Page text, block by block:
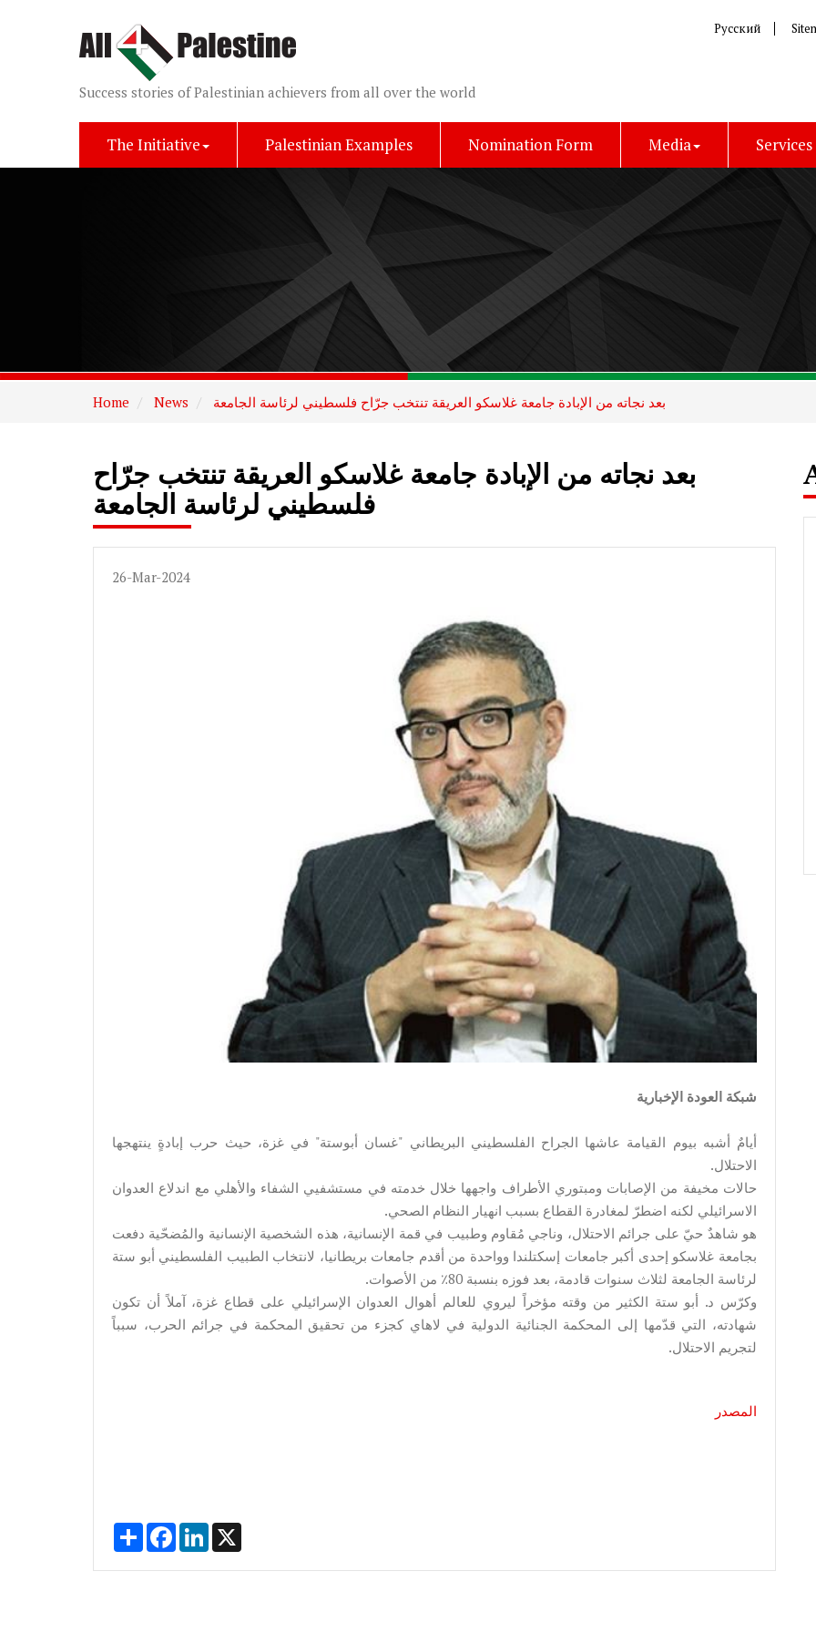
Success stories of Palestinian achievers from all over the world
Русский
The Initiative Palestinian Examples Nomination Form Media
Home News بعد نجاته من الإبادة جامعة غلاسكو العريقة تنتخب جرّاح فلسطيني لرئاسة الجامعة
بعد نجاته من الإبادة جامعة غلاسكو العريقة تنتخب جرّاح
فلسطيني لرئاسة الجامعة
26-Mar-2024
شبكة العودة الإخبارية
أيامٌ أشبه بيوم القيامة عاشها الجراح الفلسطيني البريطاني "غسان أبوستة" في غزة، حيث حرب إبادةٍ ينتهجها
الاحتلال.
حالات مخيفة من الإصابات ومبتوري الأطراف واجهها خلال خدمته في مستشفيي الشفاء والأهلي مع اندلاع العدوان
الاسرائيلي لكنه اضطرّ لمغادرة القطاع بسبب انهيار النظام الصحي.
هو شاهدٌ حيّ على جرائم الاحتلال، وناجي مُقاوم وطبيب في قمة الإنسانية، هذه الشخصية الإنسانية والمُضحّية دفعت
بجامعة غلاسكو إحدى أكبر جامعات إسكتلندا وواحدة من أقدم جامعات بريطانيا، لانتخاب الطبيب الفلسطيني أبو ستة
لرئاسة الجامعة لثلاث سنوات قادمة، بعد فوزه بنسبة 80٪ من الأصوات.
وكرّس د. أبو ستة الكثير من وقته مؤخراً ليروي للعالم أهوال العدوان الإسرائيلي على قطاع غزة، آملاً أن تكون
شهادته، التي قدّمها إلى المحكمة الجنائية الدولية في لاهاي كجزء من تحقيق المحكمة في جرائم الحرب، سبباً
لتجريم الاحتلال.
المصدر
Share FacebookLinkedIn